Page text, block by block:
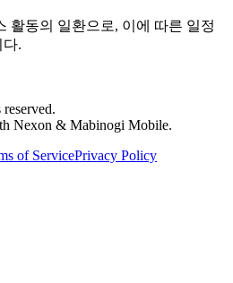
활동의 일환으로, 이에 따른 일정
.
Nexon & Mabinogi Mobile.
of ServicePrivacy Policy